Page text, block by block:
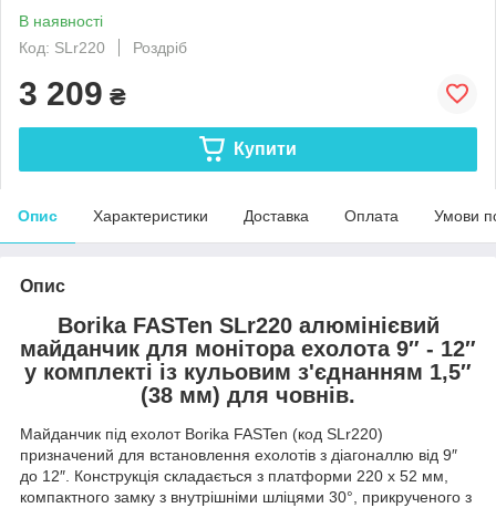
В наявності
Код: SLr220
Роздріб
3 209 ₴
Купити
Опис Характеристики Доставка Оплата Умови
Опис
Borika FASTen SLr220 алюмінієвий
майданчик для монітора ехолота 9″ - 12″
у комплекті із кульовим з'єднанням 1,5″
(38 мм) для човнів.
Майданчик під ехолот Borika FASTen (код SLr220)
призначений для встановлення ехолотів з діагоналлю від 9″
до 12″. Конструкція складається з платформи 220 х 52 мм,
компактного замку з внутрішніми шліцями 30°, прикрученого з